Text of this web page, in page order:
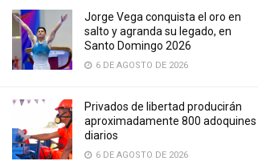
Jorge Vega conquista el oro en
salto y agranda su legado, en
Santo Domingo 2026
6 DE AGOSTO DE 2026
Privados de libertad producirán
aproximadamente 800 adoquines
diarios
6 DE AGOSTO DE 2026